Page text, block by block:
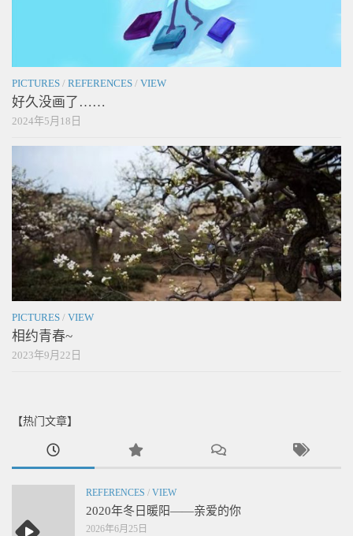
PICTURES / REFERENCES / VIEW
好久没画了……
2024年5月18日
PICTURES / VIEW
相约青春~
2023年9月22日
【热门文章】
REFERENCES / VIEW
2020年冬日暖阳——亲爱的你
2026年6月25日